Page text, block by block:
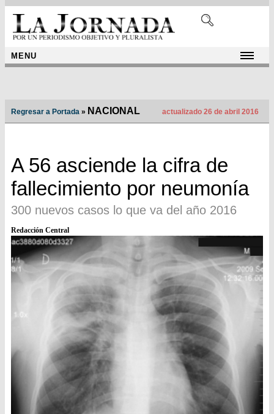
MENU
Regresar a Portada » NACIONAL actualizado 26 de abril 2016
A 56 asciende la cifra de
fallecimiento por neumonía
300 nuevos casos lo que va del año 2016
Redacción Central